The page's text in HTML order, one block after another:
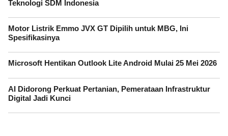
Teknologi SDM Indonesia
Motor Listrik Emmo JVX GT Dipilih untuk MBG, Ini
Spesifikasinya
Microsoft Hentikan Outlook Lite Android Mulai 25 Mei 2026
AI Didorong Perkuat Pertanian, Pemerataan Infrastruktur
Digital Jadi Kunci